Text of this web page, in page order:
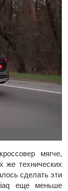
мягче,
же технических
сделать эти
еще меньше